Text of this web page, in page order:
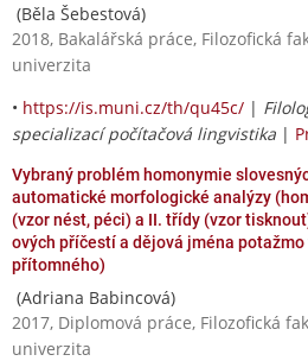
(Běla Šebestová)
2018, Bakalářská práce, Filozofická
univerzita
• https://is.muni.cz/th/qu45c/ |
specializací počítačová lingvistika |
Vybraný problém homonymie
automatické morfologické analýzy
(vzor nést, péci) a II. třídy (vzor
ových příčestí a dějová jména
přítomného)
(Adriana Babincová)
2017, Diplomová práce, Filozofická
univerzita